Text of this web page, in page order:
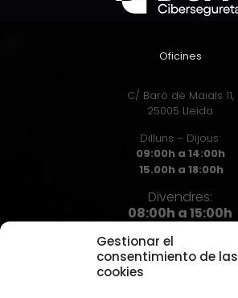
Gestionar el
consentimiento de las
cookies
Oficines
C/ Baró de Maials 11,
25005 Lleida
Dilluns – Dijous:
09:00h a 14:00h
15.00h a 18:00h
Divendres:
08:00h a 15:00h